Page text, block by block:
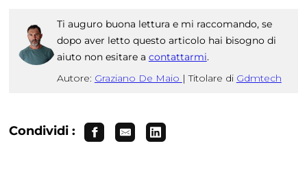
Ti auguro buona lettura e mi raccomando, se
dopo aver letto questo articolo hai bisogno di
aiuto non esitare a contattarmi.
Autore: Graziano De Maio | Titolare di Gdmtech
Condividi :